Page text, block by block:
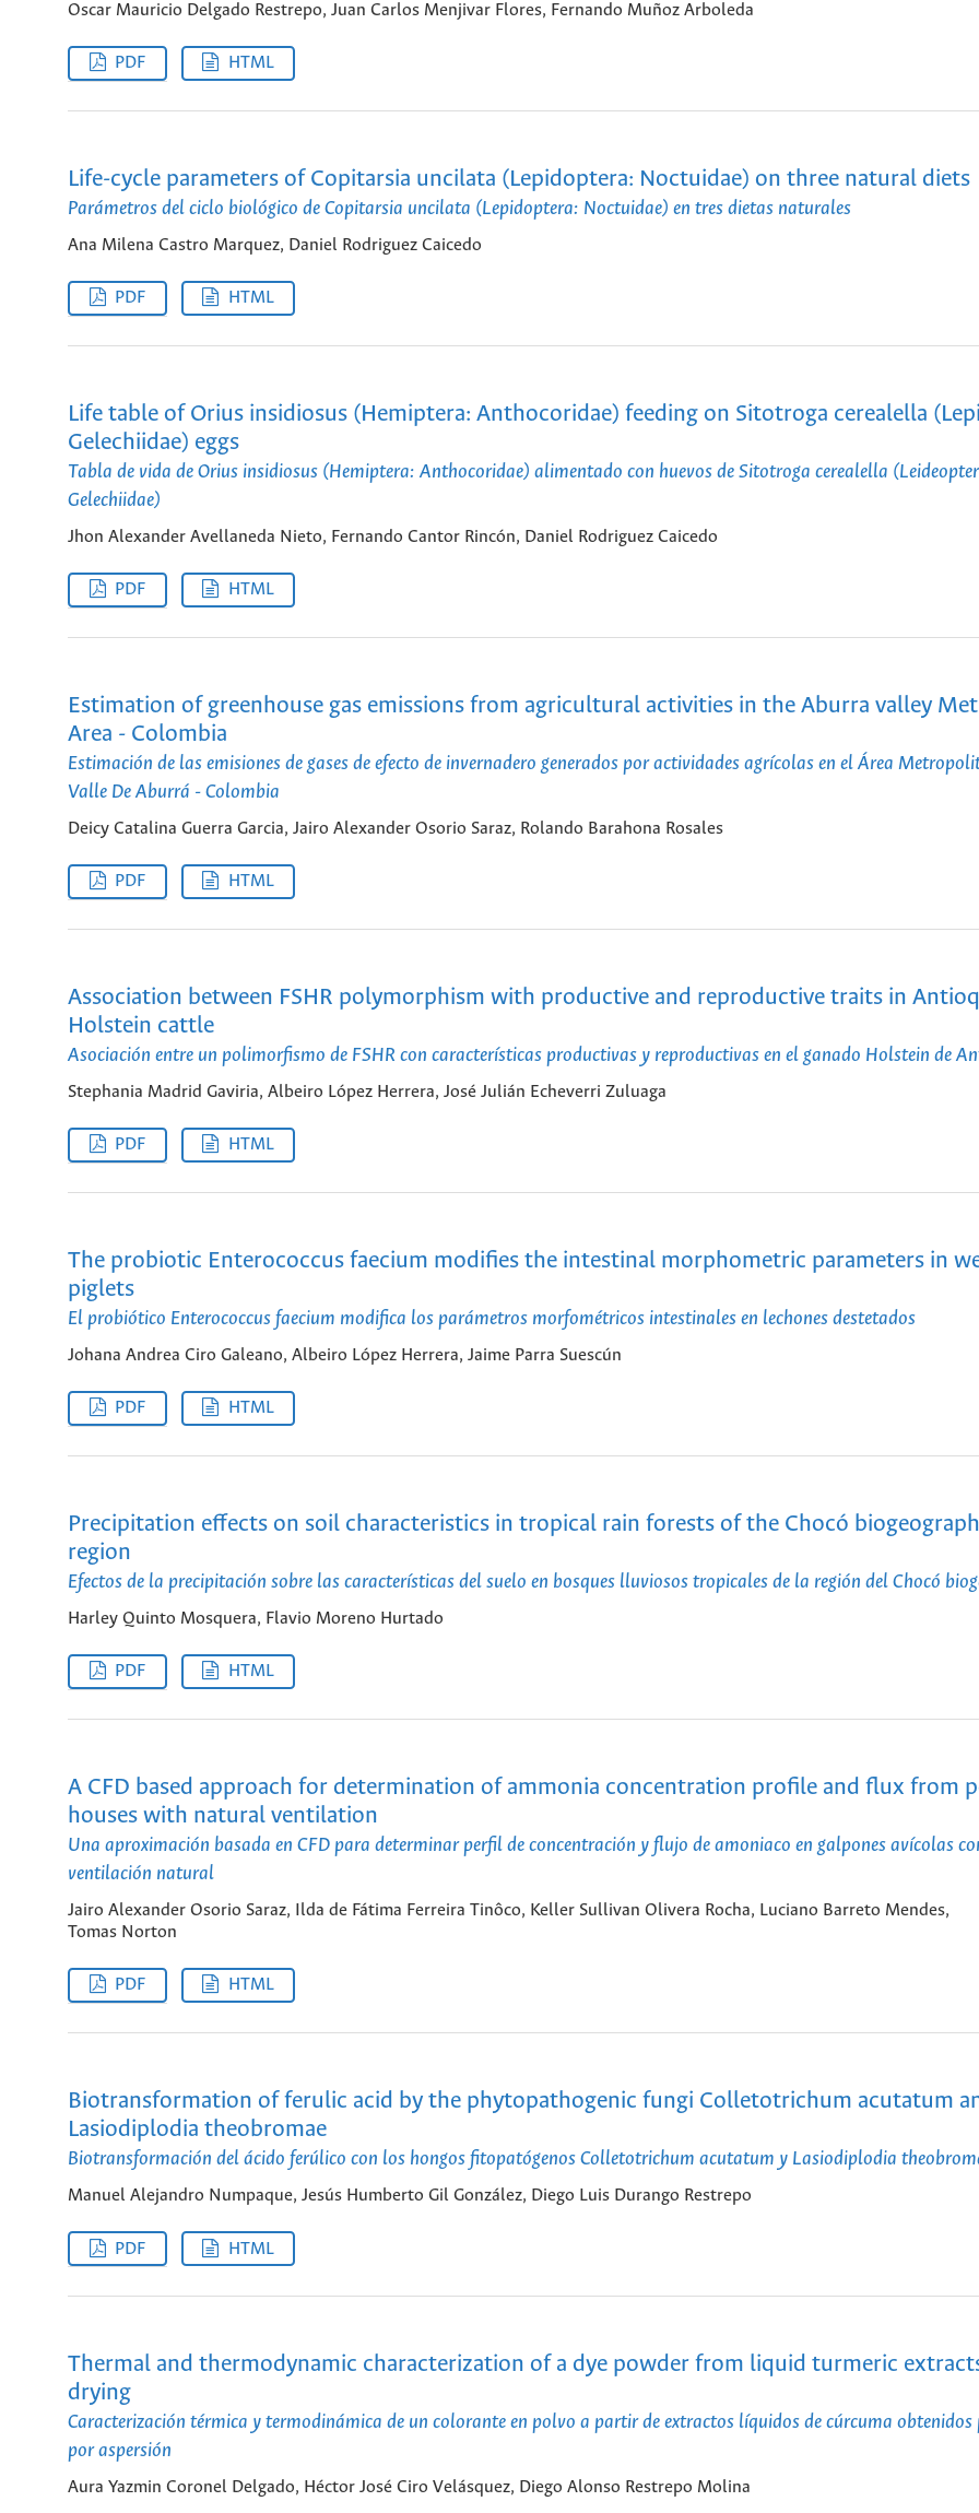
Oscar Mauricio Delgado Restrepo, Juan Carlos Menjivar Flores, Fernando Muñoz Arboleda
PDF HTML
Life-cycle parameters of Copitarsia uncilata (Lepidoptera: Noctuidae) on three natural diets
Parámetros del ciclo biológico de Copitarsia uncilata (Lepidoptera: Noctuidae) en tres dietas naturales
Ana Milena Castro Marquez, Daniel Rodriguez Caicedo
PDF HTML
Life table of Orius insidiosus (Hemiptera: Anthocoridae) feeding on Sitotroga cerealella
Gelechiidae) eggs
Tabla de vida de Orius insidiosus (Hemiptera: Anthocoridae) alimentado con huevos de Sitotroga cerealella
Gelechiidae)
Jhon Alexander Avellaneda Nieto, Fernando Cantor Rincón, Daniel Rodriguez Caicedo
PDF HTML
Estimation of greenhouse gas emissions from agricultural activities in the Aburra valley
Area - Colombia
Estimación de las emisiones de gases de efecto de invernadero generados por actividades agrícolas en el Área
Valle De Aburrá - Colombia
Deicy Catalina Guerra Garcia, Jairo Alexander Osorio Saraz, Rolando Barahona Rosales
PDF HTML
Association between FSHR polymorphism with productive and reproductive traits in
Holstein cattle
Asociación entre un polimorfismo de FSHR con características productivas y reproductivas en el ganado Holstein de
Stephania Madrid Gaviria, Albeiro López Herrera, José Julián Echeverri Zuluaga
PDF HTML
The probiotic Enterococcus faecium modifies the intestinal morphometric parameters in
piglets
El probiótico Enterococcus faecium modifica los parámetros morfométricos intestinales en lechones destetados
Johana Andrea Ciro Galeano, Albeiro López Herrera, Jaime Parra Suescún
PDF HTML
Precipitation effects on soil characteristics in tropical rain forests of the Chocó
region
Efectos de la precipitación sobre las características del suelo en bosques lluviosos tropicales de la región del Chocó
Harley Quinto Mosquera, Flavio Moreno Hurtado
PDF HTML
A CFD based approach for determination of ammonia concentration profile and flux from
houses with natural ventilation
Una aproximación basada en CFD para determinar perfil de concentración y flujo de amoniaco en galpones avícolas
ventilación natural
Jairo Alexander Osorio Saraz, Ilda de Fátima Ferreira Tinôco, Keller Sullivan Olivera Rocha, Luciano Barreto Mendes,
Tomas Norton
PDF HTML
Biotransformation of ferulic acid by the phytopathogenic fungi Colletotrichum acutatum
Lasiodiplodia theobromae
Biotransformación del ácido ferúlico con los hongos fitopatógenos Colletotrichum acutatum y Lasiodiplodia
Manuel Alejandro Numpaque, Jesús Humberto Gil González, Diego Luis Durango Restrepo
PDF HTML
Thermal and thermodynamic characterization of a dye powder from liquid turmeric
drying
Caracterización térmica y termodinámica de un colorante en polvo a partir de extractos líquidos de cúrcuma obtenidos
por aspersión
Aura Yazmin Coronel Delgado, Héctor José Ciro Velásquez, Diego Alonso Restrepo Molina